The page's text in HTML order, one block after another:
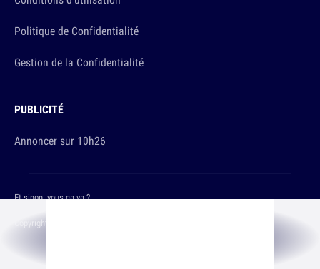
Politique de Confidentialité
Gestion de la Confidentialité
PUBLICITÉ
Annoncer sur 10h26
Copyright © 2026 The Original Publishing Studio
Et sinon, vous ça va ?